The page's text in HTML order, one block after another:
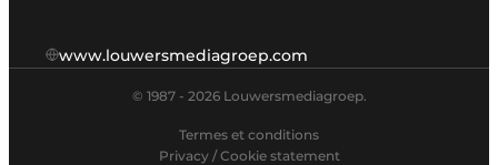
www.louwersmediagroep.com
© 1987 - 2026 Louwersmediagroep.
Termes et conditions
Privacy / Cookie statement